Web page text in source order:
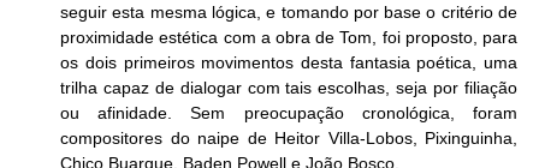
seguir esta mesma lógica, e tomando por base o critério de
proximidade estética com a obra de Tom, foi proposto, para
os dois primeiros movimentos desta fantasia poética, uma
trilha capaz de dialogar com tais escolhas, seja por filiação
ou afinidade. Sem preocupação cronológica, foram
compositores do naipe de Heitor Villa-Lobos, Pixinguinha,
Chico Buarque, Baden Powell e João Bosco.